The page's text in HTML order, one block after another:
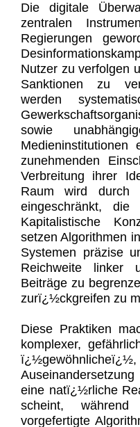
Die digitale
zentralen
Regierungen
Nutzer zu verfolgen
Sanktionen zu
werden
sowie
zunehmenden
Verbreitung ihrer
Raum wird durch
eingeschränkt,
Kapitalistische
setzen Algorithmen
Systemen präzise
Reichweite linker
Beiträge zu
zurï¿½ckgreifen zu
Diese Praktiken
komplexer,
eine natï¿½rliche
scheint,
vorgefertigte